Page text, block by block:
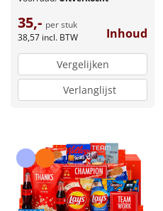
35,- per stuk
38,57 incl. BTW Inhoud
Vergelijken
Verlanglijst